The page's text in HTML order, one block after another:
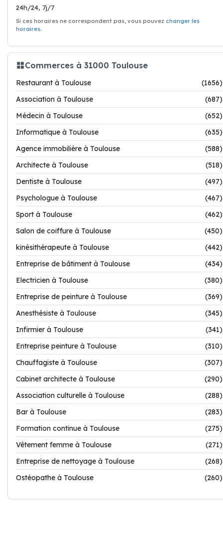
24h/24, 7j/7
Si ces horaires ne correspondent pas, vous pouvez changer les
horaires.
Commerces à 31000 Toulouse
Restaurant à Toulouse
(1656)
Association à Toulouse
(687)
Médecin à Toulouse
(652)
Informatique à Toulouse
(635)
Agence immobilière à Toulouse
(588)
Architecte à Toulouse
(518)
Dentiste à Toulouse
(497)
Psychologue à Toulouse
(467)
Sport à Toulouse
(462)
Salon de coiffure à Toulouse
(450)
kinésithérapeute à Toulouse
(442)
Entreprise de bâtiment à Toulouse
(434)
Electricien à Toulouse
(380)
Entreprise de peinture à Toulouse
(369)
Anesthésiste à Toulouse
(345)
Infirmier à Toulouse
(341)
Entreprise peinture à Toulouse
(310)
Chauffagiste à Toulouse
(307)
Cabinet architecte à Toulouse
(290)
Association culturelle à Toulouse
(288)
Bar à Toulouse
(283)
Formation continue à Toulouse
(275)
Vêtement femme à Toulouse
(271)
Entreprise de nettoyage à Toulouse
(268)
Ostéopathe à Toulouse
(260)